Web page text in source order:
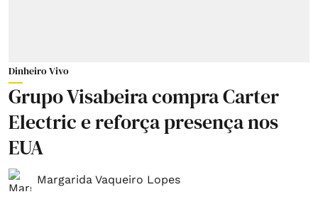
Dinheiro Vivo
Grupo Visabeira compra Carter
Electric e reforça presença nos
EUA
Margarida Vaqueiro Lopes